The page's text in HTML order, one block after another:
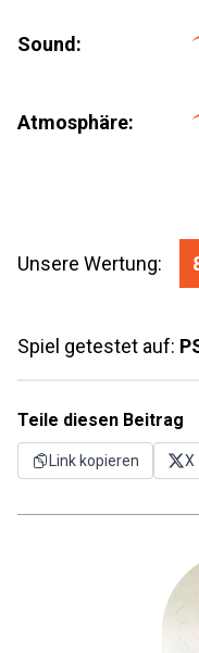
Sound:
Atmosphäre:
Unsere Wertung:
Spiel getestet auf:
Teile diesen Beitrag
Link kopieren X